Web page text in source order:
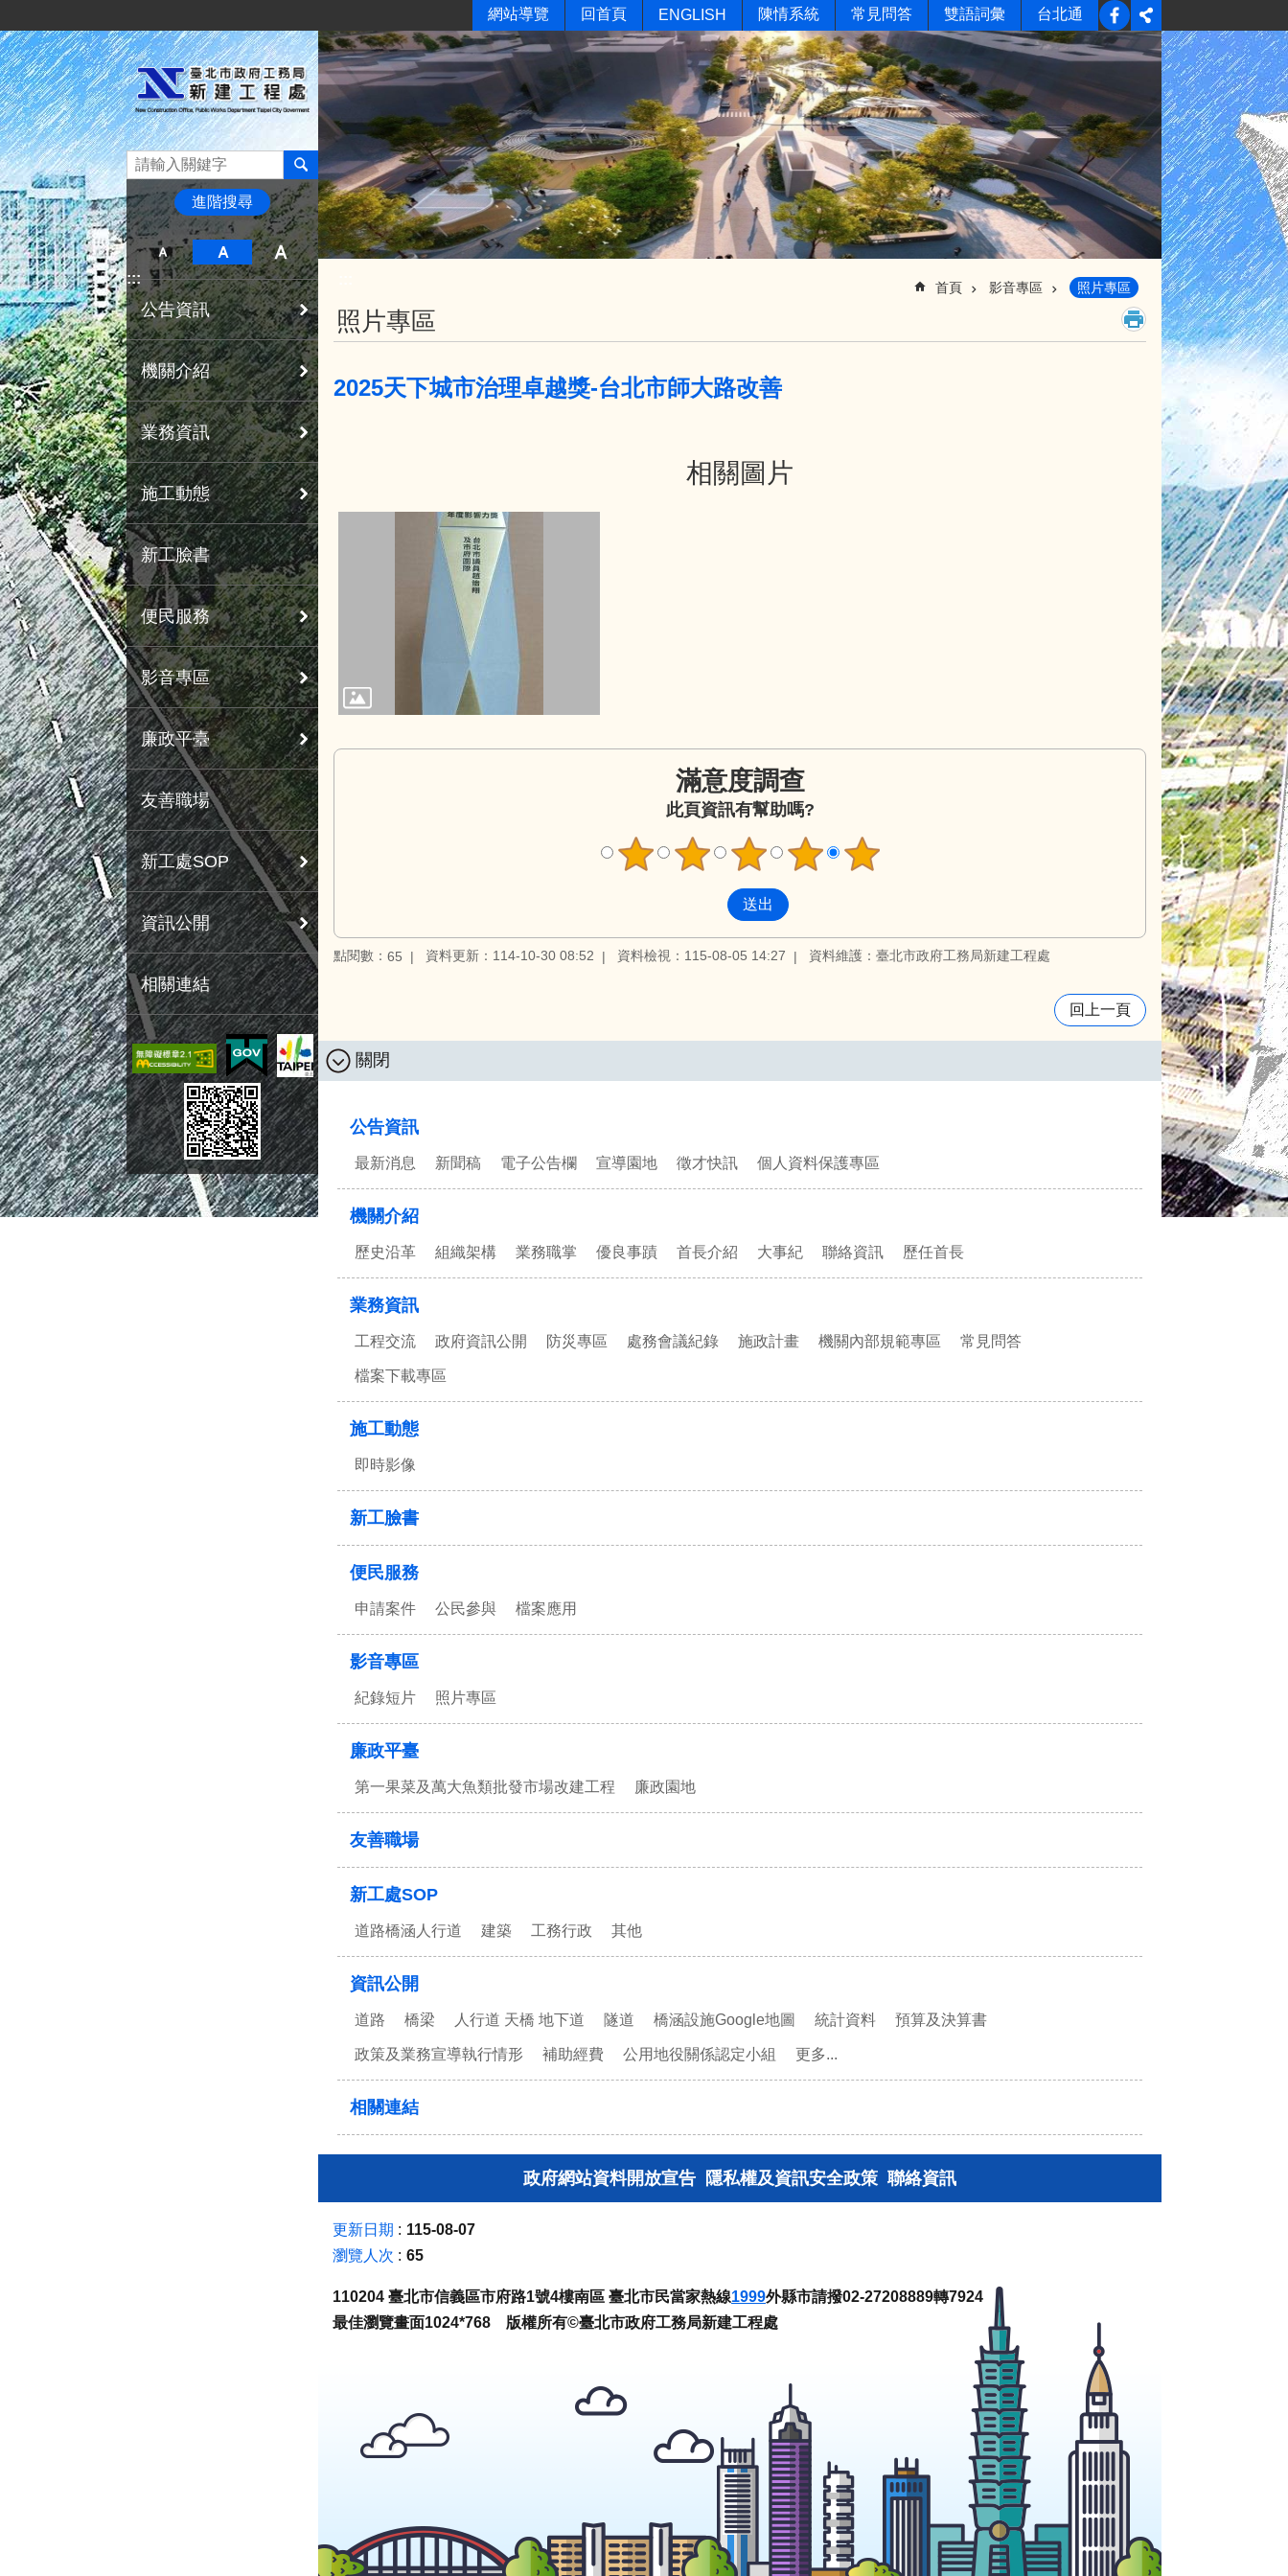
網站導覽 回首頁 ENGLISH 陳情系統 常見問答 雙語詞彙 台北通
進階搜尋
:::
公告資訊
機關介紹
業務資訊
施工動態
新工臉書
便民服務
影音專區
廉政平臺
友善職場
新工處SOP
資訊公開
相關連結
首頁 影音專區 照片專區
照片專區
2025天下城市治理卓越獎-台北市師大路改善
相關圖片
滿意度調查
此頁資訊有幫助嗎?
點閱數： 65 資料更新：114-10-30 08:52 資料檢視：115-08-05 14:27 資料維護：臺北市政府工務局新建工程處
回上一頁
關閉
公告資訊
最新消息 新聞稿 電子公告欄 宣導園地 徵才快訊 個人資料保護專區
機關介紹
歷史沿革 組織架構 業務職掌 優良事蹟 首長介紹 大事紀 聯絡資訊 歷任首長
業務資訊
工程交流 政府資訊公開 防災專區 處務會議紀錄 施政計畫 機關內部規範專區 常見問答
檔案下載專區
施工動態
即時影像
新工臉書
便民服務
申請案件 公民參與 檔案應用
影音專區
紀錄短片 照片專區
廉政平臺
第一果菜及萬大魚類批發市場改建工程 廉政園地
友善職場
新工處SOP
道路橋涵人行道 建築 工務行政 其他
資訊公開
道路 橋梁 人行道 天橋 地下道 隧道 橋涵設施Google地圖 統計資料 預算及決算書
政策及業務宣導執行情形 補助經費 公用地役關係認定小組 更多...
相關連結
政府網站資料開放宣告 隱私權及資訊安全政策 聯絡資訊
更新日期
115-08-07
瀏覽人次
65
110204 臺北市信義區市府路1號4樓南區 臺北市民當家熱線1999外縣市請撥02-27208889轉7924
最佳瀏覽畫面1024*768 版權所有©臺北市政府工務局新建工程處